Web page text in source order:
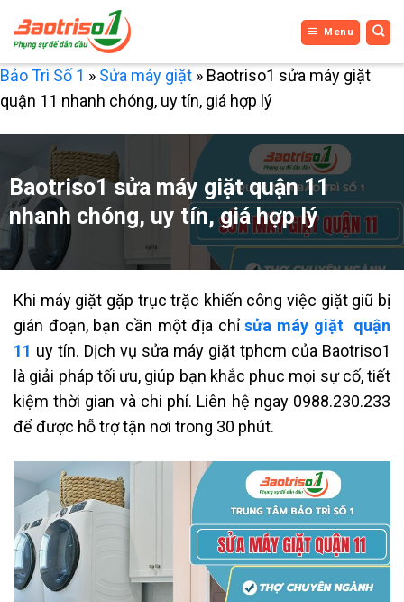
qua
nội
dung
Menu
Bảo Trì Số 1 » Sửa máy giặt » Baotriso1 sửa máy giặt
quận 11 nhanh chóng, uy tín, giá hợp lý
Baotriso1 sửa máy giặt quận 11
nhanh chóng, uy tín, giá hợp lý
Khi máy giặt gặp trục trặc khiến công việc giặt giũ bị
gián đoạn, bạn cần một địa chỉsửa máy giặt quận
11 uy tín. Dịch vụ sửa máy giặt tphcm của Baotriso1
là giải pháp tối ưu, giúp bạn khắc phục mọi sự cố, tiết
kiệm thời gian và chi phí. Liên hệ ngay 0988.230.233
để được hỗ trợ tận nơi trong 30 phút.